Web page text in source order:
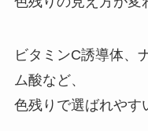
ビタミンC誘導体、
ム酸など、
色残りで選ばれやす